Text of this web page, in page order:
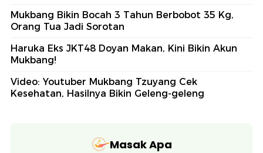
Mukbang Bikin Bocah 3 Tahun Berbobot 35 Kg,
Orang Tua Jadi Sorotan
Haruka Eks JKT48 Doyan Makan, Kini Bikin Akun
Mukbang!
Video: Youtuber Mukbang Tzuyang Cek
Kesehatan, Hasilnya Bikin Geleng-geleng
Masak Apa